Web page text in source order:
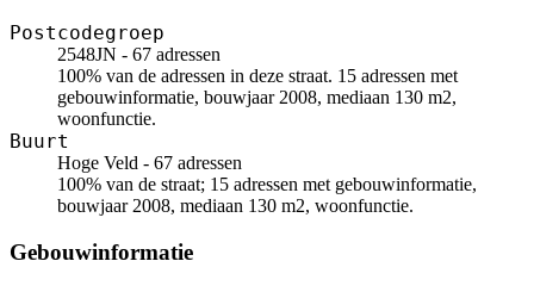
Postcodegroep
2548JN - 67 adressen
100% van de adressen in deze straat. 15 adressen met
gebouwinformatie, bouwjaar 2008, mediaan 130 m2,
woonfunctie.
Buurt
Hoge Veld - 67 adressen
100% van de straat; 15 adressen met gebouwinformatie,
bouwjaar 2008, mediaan 130 m2, woonfunctie.
Gebouwinformatie